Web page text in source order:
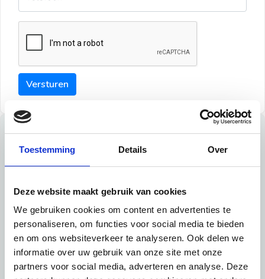
Toestemming Details Over
Deze website maakt gebruik van cookies
We gebruiken cookies om content en advertenties te
personaliseren, om functies voor social media te bieden
en om ons websiteverkeer te analyseren. Ook delen we
informatie over uw gebruik van onze site met onze
partners voor social media, adverteren en analyse. Deze
Versturen
Tips
Tip 1:
Schrijf een duidelijke introductie en geef de volgende
informatie mee:
Ben je student, werkachtig of werkzoekend